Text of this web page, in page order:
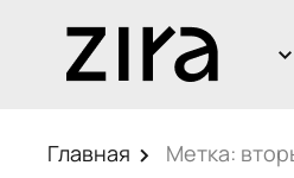
Главная Метка: